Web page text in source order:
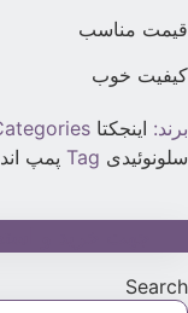
قیمت مناسب
کیفیت خوب
برند: اینجکتا Injecta
سلونوئیدی Tag پمپ
Search